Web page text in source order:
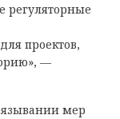
проектов,
—
мер